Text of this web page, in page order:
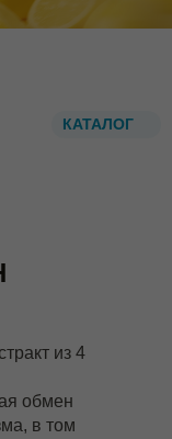
КАТАЛОГ
из 4
обмен
в том